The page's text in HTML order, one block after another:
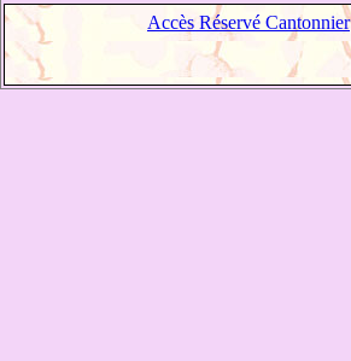
Accès Réservé Cantonnier